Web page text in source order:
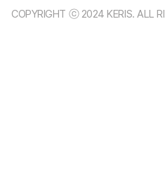
COPYRIGHT ⓒ 2024 KERIS. ALL